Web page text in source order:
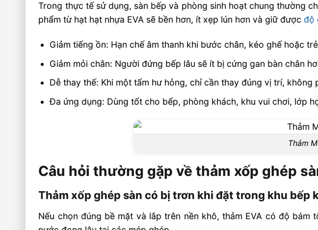
Trong thực tế sử dụng, sàn bếp và phòng sinh hoạt chung thường
phẩm từ hạt hạt nhựa EVA sẽ bền hơn, ít xẹp lún hơn và giữ đượcđộ
Giảm tiếng ồn: Hạn chế âm thanh khi bước chân, kéo ghế hoặc
Giảm mỏi chân: Người đứng bếp lâu sẽ ít bị cứng gan bàn chân
Dễ thay thế: Khi một tấm hư hỏng, chỉ cần thay đúng vị trí, không
Đa ứng dụng: Dùng tốt cho bếp, phòng khách, khu vui chơi, lớp
Thảm
Câu hỏi thường gặp về thảm xốp ghép
Thảm xốp ghép sàn có bị trơn khi đặt trong khu bếp
Nếu chọn đúng bề mặt và lắp trên nền khô, thảm EVA có độ